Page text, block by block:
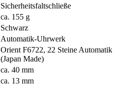
Sicherheitsfaltschließe
ca. 155 g
Schwarz
Automatik-Uhrwerk
Orient F6722, 22 Steine Automatik
(Japan Made)
ca. 40 mm
ca. 13 mm